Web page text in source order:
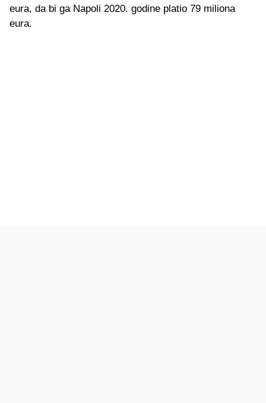
eura, da bi ga Napoli 2020. godine platio 79 miliona
eura.